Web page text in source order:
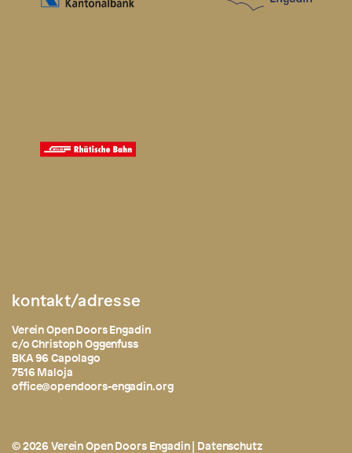
kontakt/adresse
Verein Open Doors Engadin
c/o Christoph Oggenfuss
BKA 96 Capolago
7516 Maloja
office@opendoors-engadin.org
© 2026 Verein Open Doors Engadin | Datenschutz